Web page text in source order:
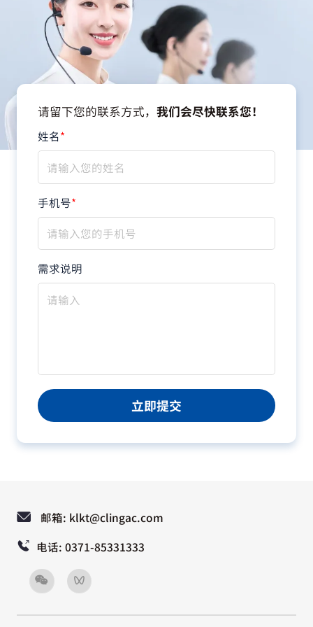
请留下您的联系方式， 我们会尽快联系您！
姓名*
手机号*
需求说明
立即提交
邮箱: klkt@clingac.com
电话: 0371-85331333